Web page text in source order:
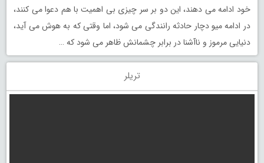
خود ادامه می دهند، این دو بر سر چیزی بی اهمیت با هم دعوا می کنند،
در ادامه میو دچار حادثه رانندگی می شود، اما وقتی که به هوش می آید،
دنیایی مرموز و ناآشنا در برابر چشمانش ظاهر می شود که …
تریلر